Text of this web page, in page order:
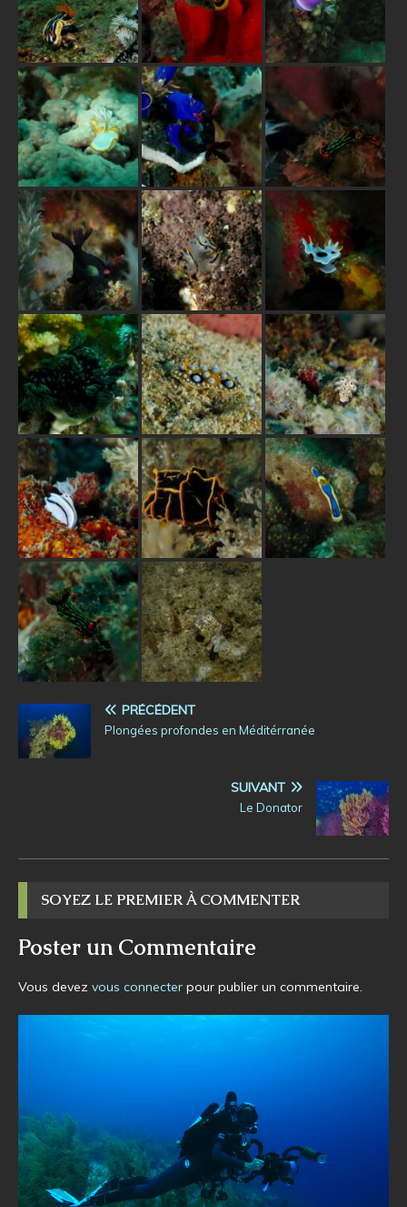
PRÉCÉDENT
Plongées profondes en Méditérranée
SUIVANT
Le Donator
SOYEZ LE PREMIER À COMMENTER
Poster un Commentaire
Vous devez vous connecter pour publier un commentaire.